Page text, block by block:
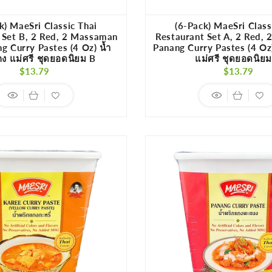
MaeSri Classic Thai
B, 2 Red, 2 Massaman
Curry Pastes (4 Oz) น้ำ
แม่ศรี ชุดยอดนิยม B
Regular
$13.79
(6-Pack) MaeSri
Restaurant Set A, 2 Red,
Panang Curry Pastes (4
แม่ศรี ชุดยอดนิย
$13.79